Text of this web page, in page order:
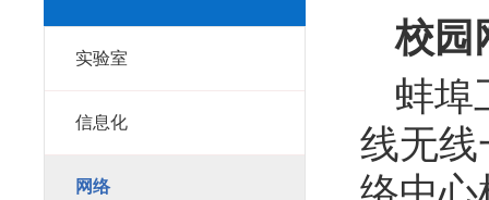
实验室
信息化
网络
校园
蚌埠
线无线